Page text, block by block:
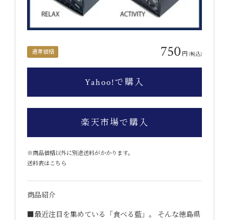
通常価格 750 円(税込)
Yahoo!で購入
楽天市場で購入
※商品価格以外に別途送料がかかります。
送料表はこちら
商品紹介
■最近注目を集めている「食べる藍」。 そんな徳島県